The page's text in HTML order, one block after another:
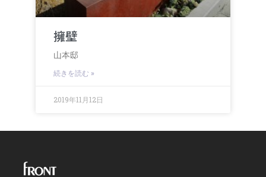
擁壁
山本邸
続きを読む »
2019年11月12日